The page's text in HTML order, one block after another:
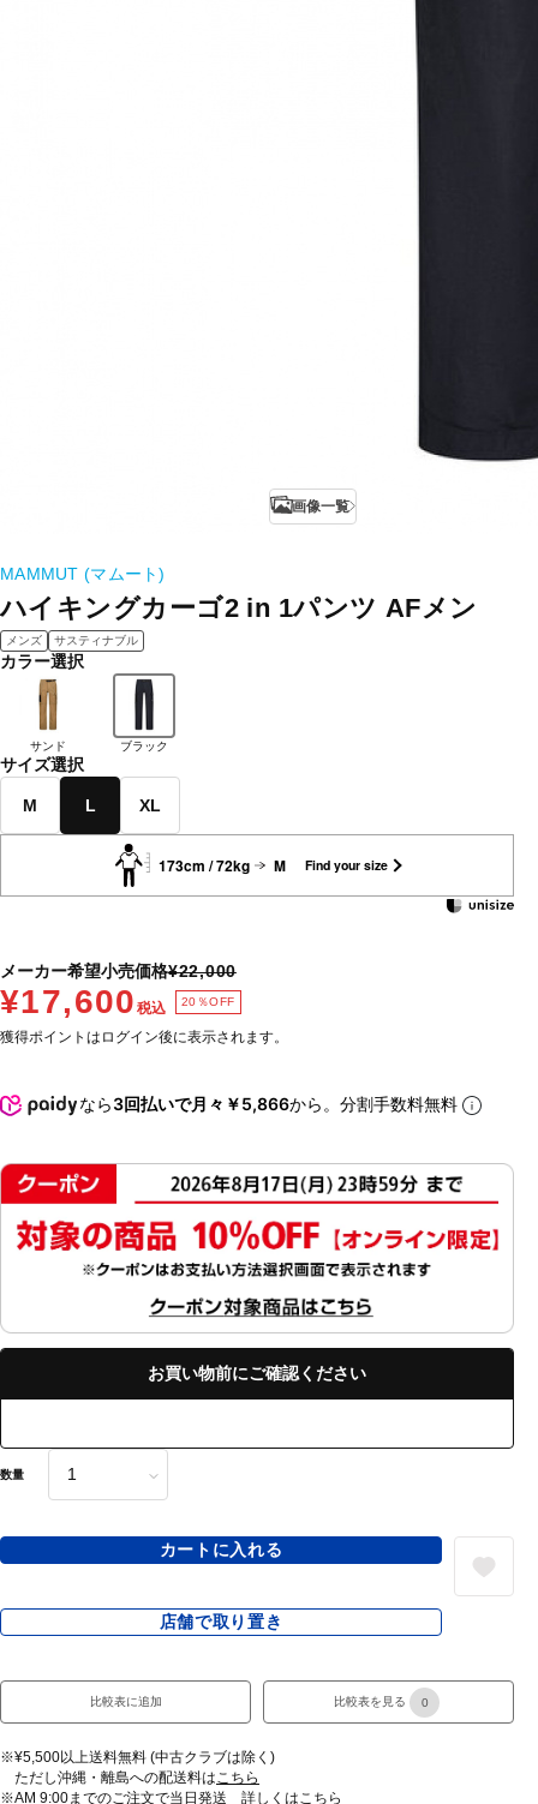
画像一覧
MAMMUT (マムート)
ハイキングカーゴ2 in 1パンツ AFメン
メンズ サスティナブル
カラー選択
サンド ブラック
サイズ選択
M L XL
173cm / 72kg M Find your size
メーカー希望小売価格¥22,000
¥17,600 税込 20％OFF
獲得ポイントはログイン後に表示されます。
なら3回払いで月々￥5,866から。分割手数料無料
お買い物前にご確認ください
数量
カートに入れる
店舗で取り置き
比較表に追加 比較表を見る 0
※¥5,500以上送料無料 (中古クラブは除く)
ただし沖縄・離島への配送料はこちら
※AM 9:00までのご注文で当日発送 詳しくはこちら